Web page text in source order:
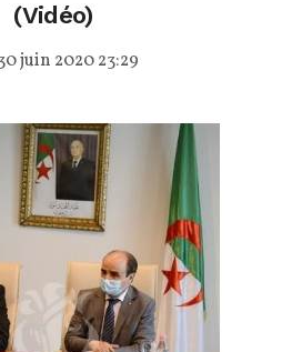
(Vidéo)
juin 2020 23:29